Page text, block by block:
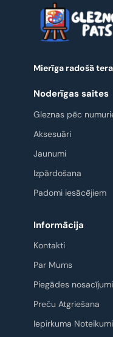
Mierīga radošā
Noderīgas saites
Gleznas pēc
Aksesuāri
Jaunumi
Izpārdošana
Padomi iesācējiem
Informācija
Kontakti
Par Mums
Piegādes nosacījumi
Preču Atgriešana
Iepirkuma Noteikumi